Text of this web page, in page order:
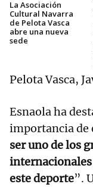
La Asociación
Cultural Navarra
de Pelota Vasca
abre una nueva
sede
Pelota Vasca,
Esnaola ha
importancia de
ser uno de los
internacionales
este deporte”.